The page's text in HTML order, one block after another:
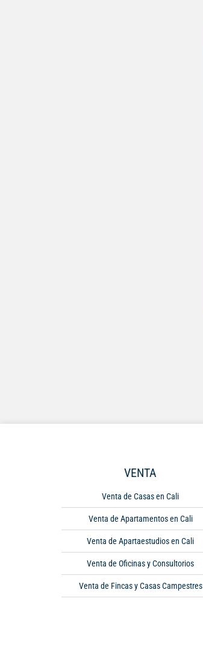
VENTA
Venta de Casas en Cali
Venta de Apartamentos en Cali
Venta de Apartaestudios en Cali
Venta de Oficinas y Consultorios
Venta de Fincas y Casas Campestres